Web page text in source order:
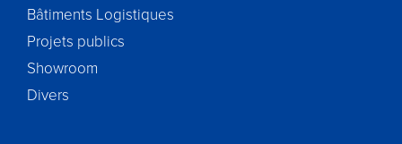
Bâtiments Logistiques
Projets publics
Showroom
Divers